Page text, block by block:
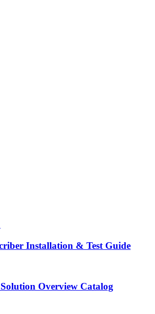
Installation & Test Guide
Overview Catalog